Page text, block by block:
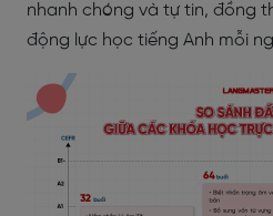
nhanh chóng và tự tin, đồng
động lực học tiếng Anh mỗi